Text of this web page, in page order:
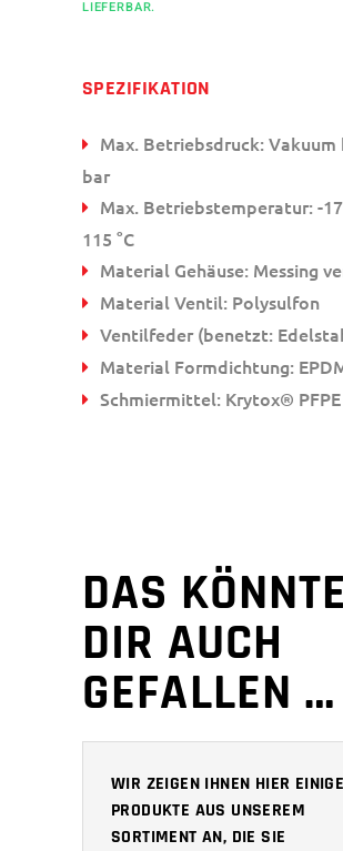
LIEFERBAR.
SPEZIFIKATION
Max. Betriebsdruck: Vakuum
bar
Max. Betriebstemperatur: -17
115 °C
Material Gehäuse: Messing
Material Ventil: Polysulfon
Ventilfeder (benetzt:
Material Formdichtung:
Schmiermittel: Krytox® PFPE
DAS KÖNNTE
DIR AUCH
GEFALLEN …
WIR ZEIGEN IHNEN HIER EINIGE
PRODUKTE AUS UNSEREM
SORTIMENT AN, DIE SIE